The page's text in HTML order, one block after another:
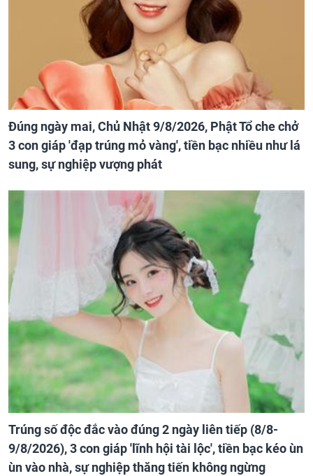
Đúng ngày mai, Chủ Nhật 9/8/2026, Phật Tổ che chở
3 con giáp 'đạp trúng mỏ vàng', tiền bạc nhiều như lá
sung, sự nghiệp vượng phát
Trúng số độc đắc vào đúng 2 ngày liên tiếp (8/8-
9/8/2026), 3 con giáp 'lĩnh hội tài lộc', tiền bạc kéo ùn
ùn vào nhà, sự nghiệp thăng tiến không ngừng